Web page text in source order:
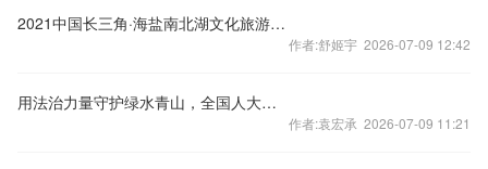
2021中国长三角·海盐南北湖文化旅游节开幕
作者:舒姬宇 2026-07-09 12:42
用法治力量守护绿水青山，全国人大常委会今年有哪些安排？
作者:袁宏承 2026-07-09 11:21